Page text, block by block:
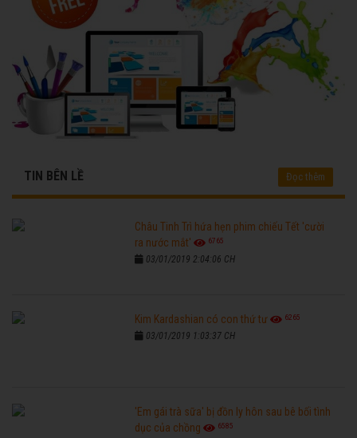
TIN BÊN LỀ Đọc thêm
Châu Tinh Trì hứa hẹn phim chiếu Tết 'cười
ra nước mắt'
6765
03/01/2019 2:04:06 CH
Kim Kardashian có con thứ tư 6265
03/01/2019 1:03:37 CH
'Em gái trà sữa' bị đồn ly hôn sau bê bối tình
dục của chồng
6585